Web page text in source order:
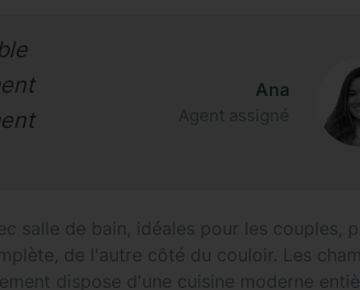
Ana
salle de bain, idéales pour les couples,
de l'autre côté du couloir. Les
dispose d'une cuisine moderne